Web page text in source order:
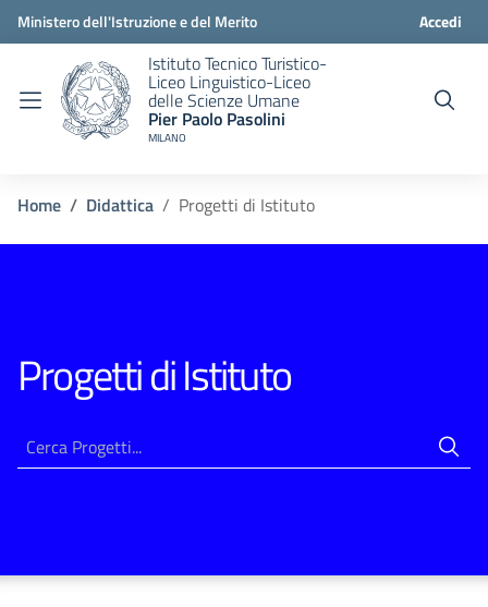
Ministero dell'Istruzione e del Merito Accedi
Istituto Tecnico Turistico-
Liceo Linguistico-Liceo
delle Scienze Umane
Pier Paolo Pasolini
MILANO
Home Didattica Progetti di Istituto
Progetti di Istituto
Risultati di ricerca...